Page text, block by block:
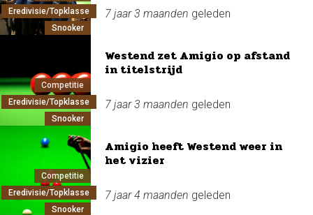
Eredivisie/Topklasse
Snooker
7 jaar 3 maanden geleden
Competitie
Eredivisie/Topklasse
Snooker
Westend zet Amigio op afstand
in titelstrijd
7 jaar 3 maanden geleden
Competitie
Eredivisie/Topklasse
Snooker
Amigio heeft Westend weer in
het vizier
7 jaar 4 maanden geleden